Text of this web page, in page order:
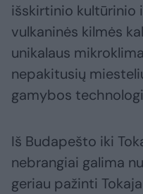
išskirtinio kultūrinio
vulkaninės kilmės
unikalaus
nepakitusių
gamybos
Iš Budapešto iki
nebrangiai galima
geriau pažinti